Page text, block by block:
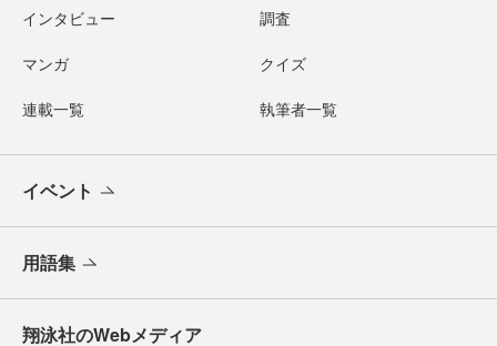
インタビュー 調査
マンガ クイズ
連載一覧 執筆者一覧
イベント
用語集
翔泳社のWebメディア